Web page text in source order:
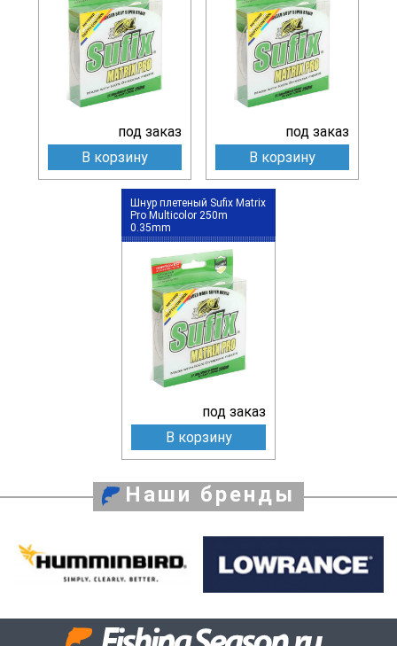
под заказ
В корзину
под заказ
В корзину
Шнур плетеный Sufix Matrix
Pro Multicolor 250m
0.35mm
под заказ
В корзину
Наши бренды